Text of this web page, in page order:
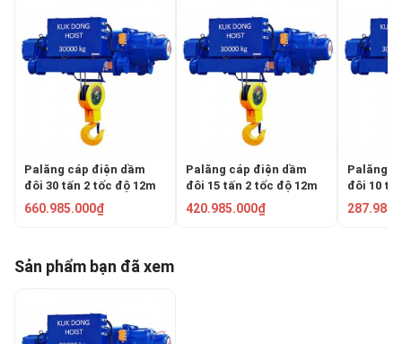
Palăng cáp điện dầm
đôi 30 tấn 2 tốc độ 12m
KUKDONG KDWDC-
30T12L
660.985.000₫
Palăng cáp điện dầm
đôi 15 tấn 2 tốc độ 12m
KUKDONG KDWDC-
15T12L
420.985.000₫
Palăng
đôi 10
10T12L
Sản phẩm bạn đã xem